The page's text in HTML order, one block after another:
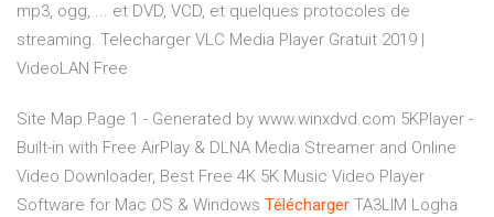
mp3, ogg, ... et DVD, VCD, et quelques protocoles de
streaming. Telecharger VLC Media Player Gratuit 2019 |
VideoLAN Free
Site Map Page 1 - Generated by www.winxdvd.com 5KPlayer -
Built-in with Free AirPlay & DLNA Media Streamer and Online
Video Downloader, Best Free 4K 5K Music Video Player
Software for Mac OS & Windows Télécharger TA3LIM Logha